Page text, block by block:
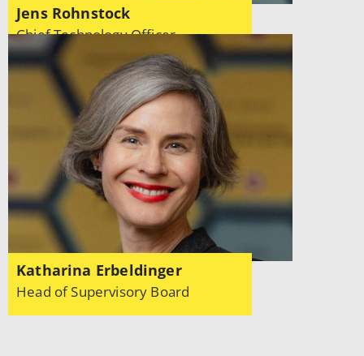
Jens Rohnstock
Chief Technology Officer
Katharina Erbeldinger
Head of Supervisory Board